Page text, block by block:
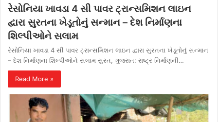
રેસોનિયા ખાવડા 4 સી પાવર ટ્રાન્સમિશન લાઇન
દ્વારા સુરતના ખેડૂતોનું સન્માન – દેશ નિર્માણના
શિલ્પીઓને સલામ
રેસોનિયા ખાવડા 4 સી પાવર ટ્રાન્સમિશન લાઇન દ્વારા સુરતના ખેડૂતોનું સન્માન
– દેશ નિર્માણના શિલ્પીઓને સલામ સુરત, ગુજરાત: રાષ્ટ્ર નિર્માણની…
Read More »